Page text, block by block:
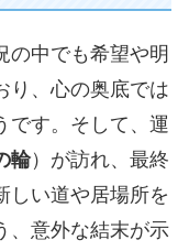
の中でも希望や明
り、心の奥底では
です。そして、運
輪）が訪れ、最終
しい道や居場所を
、意外な結末が示